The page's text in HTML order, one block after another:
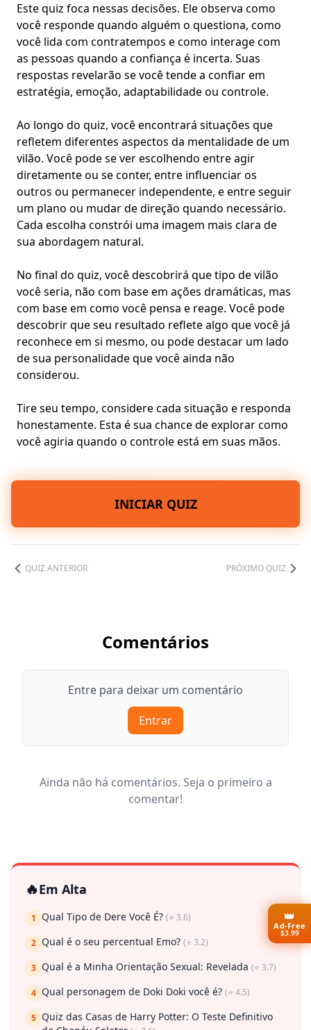
Este quiz foca nessas decisões. Ele observa como
você responde quando alguém o questiona, como
você lida com contratempos e como interage com
as pessoas quando a confiança é incerta. Suas
respostas revelarão se você tende a confiar em
estratégia, emoção, adaptabilidade ou controle.
Ao longo do quiz, você encontrará situações que
refletem diferentes aspectos da mentalidade de um
vilão. Você pode se ver escolhendo entre agir
diretamente ou se conter, entre influenciar os
outros ou permanecer independente, e entre seguir
um plano ou mudar de direção quando necessário.
Cada escolha constrói uma imagem mais clara de
sua abordagem natural.
No final do quiz, você descobrirá que tipo de vilão
você seria, não com base em ações dramáticas, mas
com base em como você pensa e reage. Você pode
descobrir que seu resultado reflete algo que você já
reconhece em si mesmo, ou pode destacar um lado
de sua personalidade que você ainda não
considerou.
Tire seu tempo, considere cada situação e responda
honestamente. Esta é sua chance de explorar como
você agiria quando o controle está em suas mãos.
INICIAR QUIZ
QUIZ ANTERIOR PRÓXIMO QUIZ
Comentários
Entre para deixar um comentário
Entrar
Ainda não há comentários. Seja o primeiro a
comentar!
🔥Em Alta
1 Qual Tipo de Dere Você É? (⭐ 3.6)
2 Qual é o seu percentual Emo? (⭐ 3.2)
3 Qual é a Minha Orientação Sexual: Revelada (⭐ 3.7)
4 Qual personagem de Doki Doki você é? (⭐ 4.5)
5 Quiz das Casas de Harry Potter: O Teste Definitivo
👑
Ad-Free
$3.99